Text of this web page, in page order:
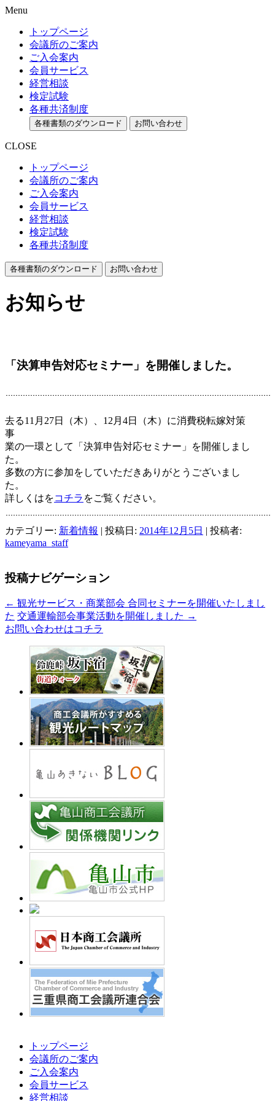
Menu
トップページ
会議所のご案内
ご入会案内
会員サービス
経営相談
検定試験
各種共済制度
各種書類のダウンロード お問い合わせ
CLOSE
トップページ
会議所のご案内
ご入会案内
会員サービス
経営相談
検定試験
各種共済制度
各種書類のダウンロード お問い合わせ
お知らせ
「決算申告対応セミナー」を開催しました。
去る11月27日（木）、12月4日（木）に消費税転嫁対策
業の一環として「決算申告対応セミナー」を開催しまし
た
多数の方に参加をしていただきありがとうございまし
た
詳しくはをコチラ をご覧ください。
カテゴリー: 新着情報 | 投稿日: 2014年12月5日 | 投稿者:
kameyama_staff
投稿ナビゲーション
← 観光サービス・商業部会 合同セミナーを開催いたしまし
た 交通運輸部会事業活動を開催しました →
お問い合わせはコチラ
トップページ
会議所のご案内
ご入会案内
会員サービス
経営相談